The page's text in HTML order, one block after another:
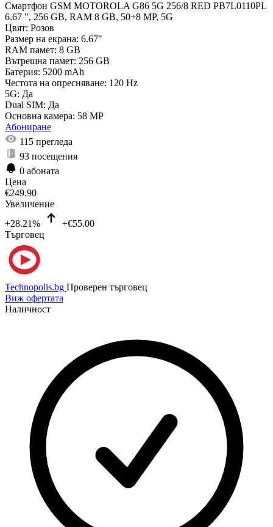
Смартфон GSM MOTOROLA G86 5G 256/8 RED PB7L0110PL
6.67 ", 256 GB, RAM 8 GB, 50+8 MP, 5G
Цвят: Розов
Размер на екрана: 6.67"
RAM памет: 8 GB
Вътрешна памет: 256 GB
Батерия: 5200 mAh
Честота на опресняване: 120 Hz
5G: Да
Dual SIM: Да
Основна камера: 58 MP
Абониране
115 прегледа
93 посещения
0 абоната
Цена
€249.90
Увеличение
+28.21%
+€55.00
Търговец
Technopolis.bg Проверен търговец
Виж офертата
Наличност